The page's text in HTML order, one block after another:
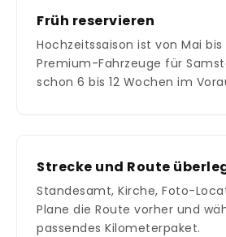
Früh reservieren
Hochzeitssaison ist von Mai
Premium-Fahrzeuge für
schon 6 bis 12 Wochen im
Strecke und Route
Standesamt, Kirche, Foto-
Plane die Route vorher und
passendes Kilometerpaket.